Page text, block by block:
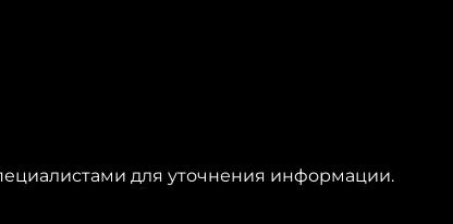
для уточнения информации.